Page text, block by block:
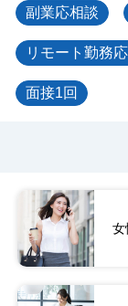
副業応相談
リモート勤務
面接1回
女